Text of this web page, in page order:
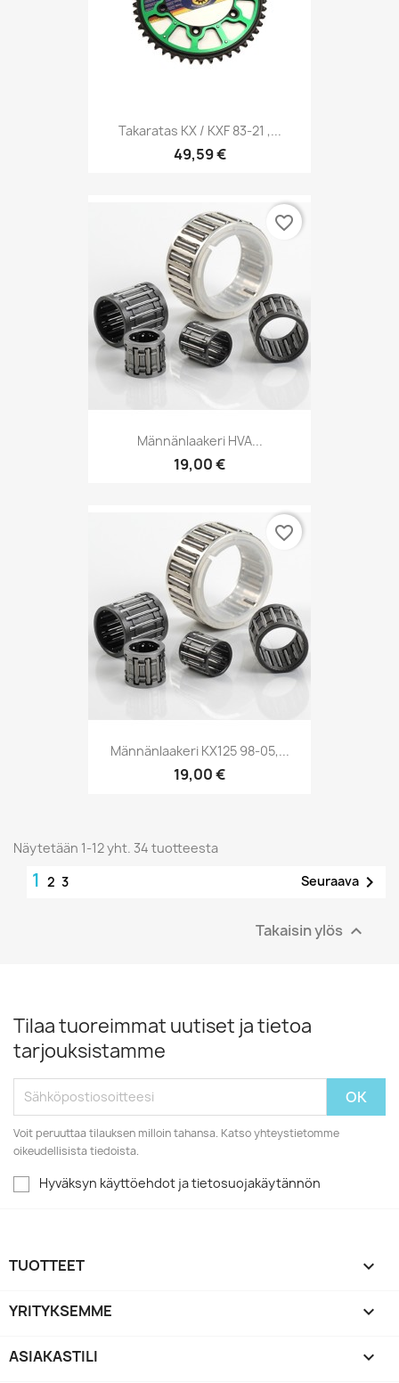
Takaratas KX / KXF 83-21 ,...
49,59 €
Männänlaakeri HVA...
19,00 €
favorite_border
Männänlaakeri KX125 98-05,...
19,00 €
favorite_border
Näytetään 1-12 yht. 34 tuotteesta
1 2 3 Seuraava 
Takaisin ylös 
Tilaa tuoreimmat uutiset ja tietoa
tarjouksistamme
Voit peruuttaa tilauksen milloin tahansa. Katso yhteystietomme
oikeudellisista tiedoista.
Hyväksyn käyttöehdot ja tietosuojakäytännön
TUOTTEET 
YRITYKSEMME 
ASIAKASTILI 